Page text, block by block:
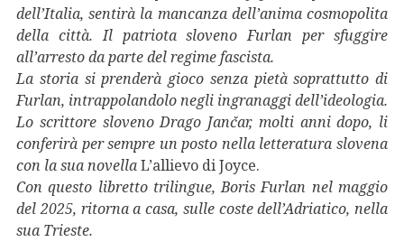
dell’Italia, sentirà la mancanza dell’anima cosmopolita
della città. Il patriota sloveno Furlan per sfuggire
all’arresto da parte del regime fascista.
La storia si prenderà gioco senza pietà soprattutto di
Furlan, intrappolandolo negli ingranaggi dell’ideologia.
Lo scrittore sloveno Drago Jančar, molti anni dopo, li
conferirà per sempre un posto nella letteratura slovena
con la sua novellaL’allievo di Joyce.
Con questo libretto trilingue, Boris Furlan nel maggio
del 2025, ritorna a casa, sulle coste dell’Adriatico, nella
sua Trieste.